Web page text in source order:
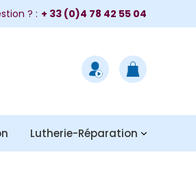
? : + 33 (0)4 78 42 55 04
Lutherie-Réparation